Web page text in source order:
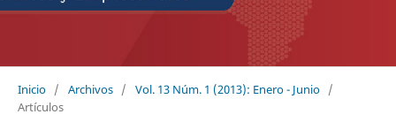
Inicio / Archivos / Vol. 13 Núm. 1 (2013): Enero - Junio /
Artículos